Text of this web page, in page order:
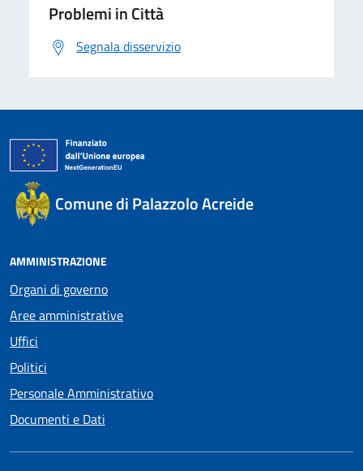
Problemi in Città
Segnala disservizio
Comune di Palazzolo Acreide
AMMINISTRAZIONE
Organi di governo
Aree amministrative
Uffici
Politici
Personale Amministrativo
Documenti e Dati